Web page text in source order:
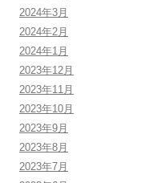
2024年3月
2024年2月
2024年1月
2023年12月
2023年11月
2023年10月
2023年9月
2023年8月
2023年7月